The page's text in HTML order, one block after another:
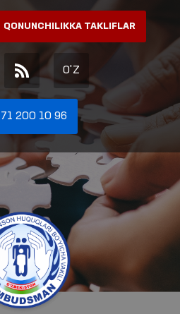
QONUNCHILIKKA TAKLIFLAR
O'Z
71 200 10 96